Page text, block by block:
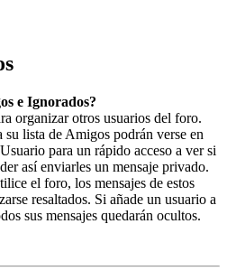
e Ignorados?
organizar otros usuarios del foro.
su lista de Amigos podrán verse en
para un rápido acceso a ver si
así enviarles un mensaje privado.
el foro, los mensajes de estos
resaltados. Si añade un usuario a
sus mensajes quedarán ocultos.